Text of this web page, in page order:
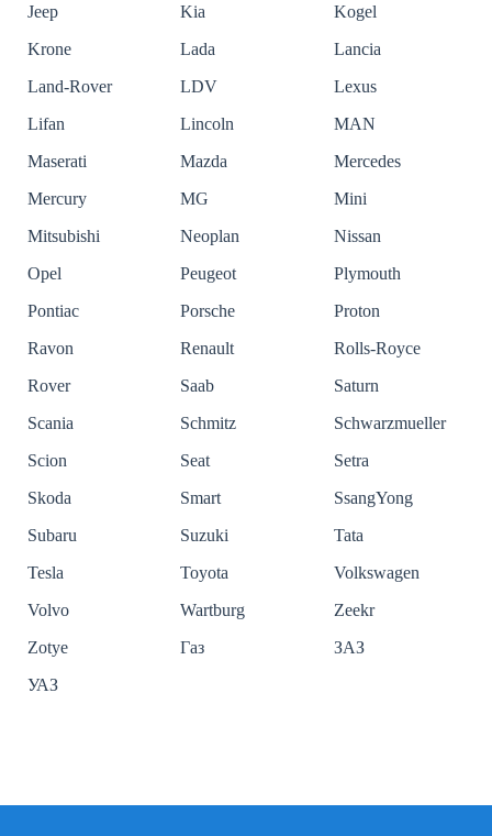
Jeep
Kia
Kogel
Krone
Lada
Lancia
Land-Rover
LDV
Lexus
Lifan
Lincoln
MAN
Maserati
Mazda
Mercedes
Mercury
MG
Mini
Mitsubishi
Neoplan
Nissan
Opel
Peugeot
Plymouth
Pontiac
Porsche
Proton
Ravon
Renault
Rolls-Royce
Rover
Saab
Saturn
Scania
Schmitz
Schwarzmueller
Scion
Seat
Setra
Skoda
Smart
SsangYong
Subaru
Suzuki
Tata
Tesla
Toyota
Volkswagen
Volvo
Wartburg
Zeekr
Zotye
Газ
ЗАЗ
УАЗ